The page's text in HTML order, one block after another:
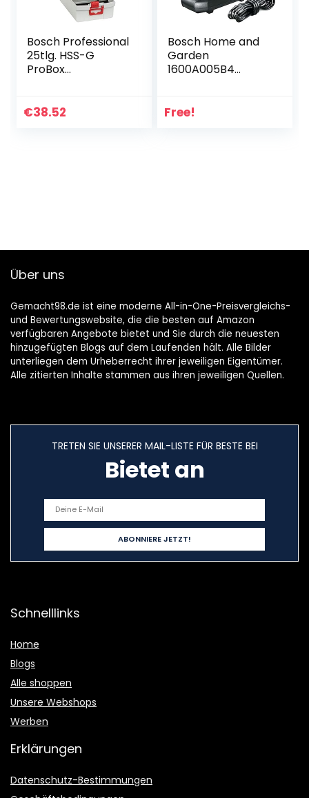
Bosch Professional
25tlg. HSS-G
ProBox
mm, Zubehör
€38.52
Bosch Home and
Garden
1600A005B4
Free!
Über uns
Gemacht98.de ist eine moderne All-in-One-Preisvergleichs-
und Bewertungswebsite, die die besten auf Amazon
verfügbaren Angebote bietet und Sie durch die neuesten
hinzugefügten Blogs auf dem Laufenden hält. Alle Bilder
unterliegen dem Urheberrecht ihrer jeweiligen Eigentümer.
Alle zitierten Inhalte stammen aus ihren jeweiligen Quellen.
TRETEN SIE UNSERER MAIL-LISTE FÜR BESTE BEI
Bietet an
Schnelllinks
Home
Blogs
Alle shoppen
Unsere Webshops
Werben
Erklärungen
Datenschutz-Bestimmungen